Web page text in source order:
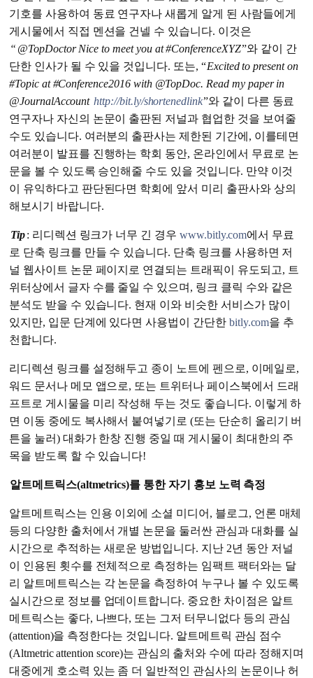
기호를 사용하여 동료 연구자나 새롭게 알게 된 사람들에게
게시물에서 직접 멘션을 건넬 수 있습니다. 이것은
“ @TopDoctor Nice to meet you at #ConferenceXYZ”와 같이 간
단한 인사가 될 수 있을 것입니다. 또는, “Excited to present on
#Topic at #Conference2016 with @TopDoc. Read my paper in
@JournalAccount http://bit.ly/shortenedlink”와 같이 다른 동료
연구자나 자신의 논문이 출판된 저널과 협업한 것을 보여줄
수도 있습니다. 여러분의 출판사는 제한된 기간에, 이를테면
여러분이 발표를 진행하는 학회 동안, 온라인에서 무료로 논
문을 볼 수 있도록 승인해줄 수도 있을 것입니다. 만약 이것
이 유익하다고 판단된다면 학회에 앞서 미리 출판사와 상의
해보시기 바랍니다.
Tip: 리디렉션 링크가 너무 긴 경우 www.bitly.com에서 무료
로 단축 링크를 만들 수 있습니다. 단축 링크를 사용하면 저
널 웹사이트 논문 페이지로 연결되는 트래픽이 유도되고, 트
위터상에서 글자 수를 줄일 수 있으며, 링크 클릭 수와 같은
분석도 받을 수 있습니다. 현재 이와 비슷한 서비스가 많이
있지만, 입문 단계에 있다면 사용법이 간단한 bitly.com을 추
천합니다.
리디렉션 링크를 설정해두고 종이 노트에 펜으로, 이메일로,
워드 문서나 메모 앱으로, 또는 트위터나 페이스북에서 드래
프트로 게시물을 미리 작성해 두는 것도 좋습니다. 이렇게 하
면 이동 중에도 복사해서 붙여넣기로 (또는 단순히 올리기 버
튼을 눌러) 대화가 한창 진행 중일 때 게시물이 최대한의 주
목을 받도록 할 수 있습니다!
알트메트릭스(altmetrics)를 통한 자기 홍보 노력 측정
알트메트릭스는 인용 이외에 소셜 미디어, 블로그, 언론 매체
등의 다양한 출처에서 개별 논문을 둘러싼 관심과 대화를 실
시간으로 추적하는 새로운 방법입니다. 지난 2년 동안 저널
이 인용된 횟수를 전체적으로 측정하는 임팩트 팩터와는 달
리 알트메트릭스는 각 논문을 측정하여 누구나 볼 수 있도록
실시간으로 정보를 업데이트합니다. 중요한 차이점은 알트
메트릭스는 좋다, 나쁘다, 또는 그저 터무니없다 등의 관심
(attention)을 측정한다는 것입니다. 알트메트릭 관심 점수
(Altmetric attention score)는 관심의 출처와 수에 따라 정해지며
대중에게 호소력 있는 좀 더 일반적인 관심사의 논문이나 허